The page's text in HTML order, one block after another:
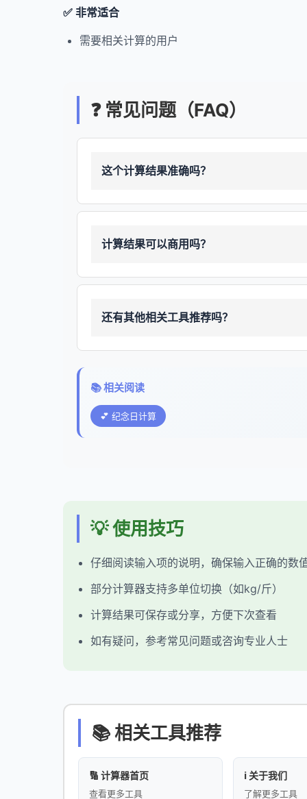
✅ 非常适合
需要相关计算的用户
❓ 常见问题（FAQ）
这个计算结果准确吗？
计算结果可以商用吗？
还有其他相关工具推荐吗？
📚 相关阅读
💕 纪念日计算
💡 使用技巧
仔细阅读输入项的说明，确保输入正确的数
部分计算器支持多单位切换（如kg/斤）
计算结果可保存或分享，方便下次查看
如有疑问，参考常见问题或咨询专业人士
📚 相关工具推荐
🔢 计算器首页
查看更多工具
ℹ️ 关于我们
了解更多工具